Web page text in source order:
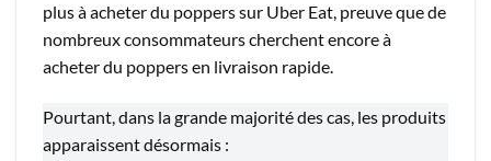
plus à acheter du poppers sur Uber Eat, preuve que de
nombreux consommateurs cherchent encore à
acheter du poppers en livraison rapide.
Pourtant, dans la grande majorité des cas, les produits
apparaissent désormais :